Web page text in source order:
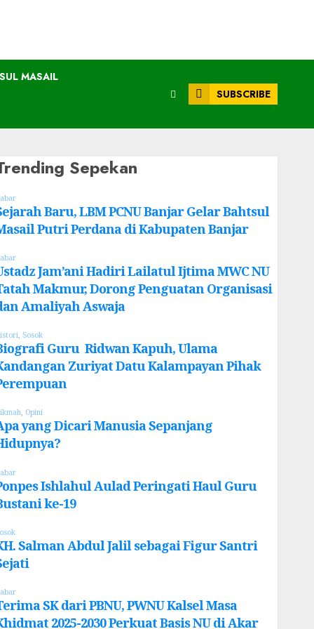
MASAIL
SUBSCRIBE
Sepekan
Baru, LBM PCNU Banjar Gelar Bahtsul
Putri Perdana di Kabupaten Banjar
Jam’ani Hadiri Lailatul Ijtima MWC NU
Makmur, Dorong Penguatan Organisasi
Amaliyah Aswaja
, Sosok
Guru Ridwan Kapuh, Ulama
Zuriyat Datu Kalampayan Pihak
, Opini
yang Dicari Manusia Sepanjang
Ishlahul Aulad Peringati Haul Guru
ke-19
Salman Abdul Jalil sebagai Figur Santri
SK dari PBNU, PWNU Kalsel Masa
2025-2030 Perkuat Basis NU di Akar